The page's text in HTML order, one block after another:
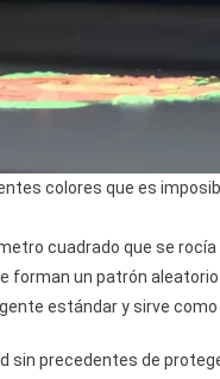
colores que es
cuadrado que se
un patrón
estándar y sirve
sin precedentes de